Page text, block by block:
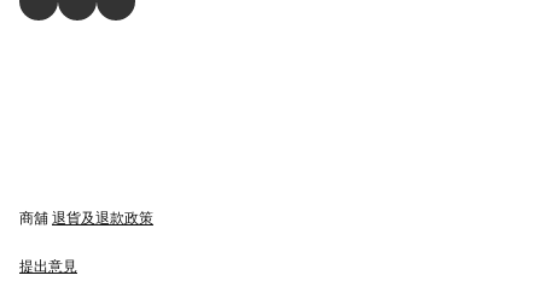
商舖 退貨及退款政策
提出意見